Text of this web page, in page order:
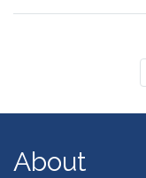
About